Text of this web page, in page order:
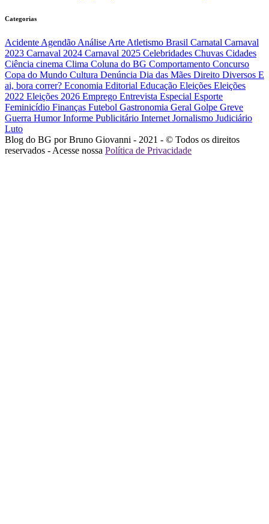
Categorias
Acidente Agendão Análise Arte Atletismo Brasil Carnatal Carnaval
2023 Carnaval 2024 Carnaval 2025 Celebridades Chuvas Cidades
Ciência cinema Clima Coluna do BG Comportamento Concurso
Copa do Mundo Cultura Denúncia Dia das Mães Direito Diversos E
ai, bora correr? Economia Editorial Educação Eleições Eleições
2022 Eleições 2026 Emprego Entrevista Especial Esporte
Feminicídio Finanças Futebol Gastronomia Geral Golpe Greve
Guerra HumorInforme Publicitário Internet Jornalismo Judiciário
Luto
Blog do BG por Bruno Giovanni - 2021 - © Todos os direitos
reservados - Acesse nossa Política de Privacidade